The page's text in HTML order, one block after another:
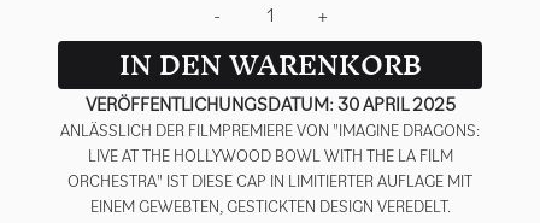
- +
IN DEN WARENKORB
VERÖFFENTLICHUNGSDATUM: 30 APRIL 2025
ANLÄSSLICH DER FILMPREMIERE VON "IMAGINE DRAGONS:
LIVE AT THE HOLLYWOOD BOWL WITH THE LA FILM
ORCHESTRA" IST DIESE CAP IN LIMITIERTER AUFLAGE MIT
EINEM GEWEBTEN, GESTICKTEN DESIGN VEREDELT.